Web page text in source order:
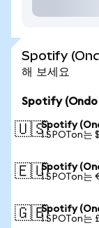
Spotify
해 보세요
Spotify (Ondo
🇺🇸Spotify
1 SPOTon는
🇪🇺Spotify
1 SPOTon는
🇬🇧Spotify
1 SPOTon는